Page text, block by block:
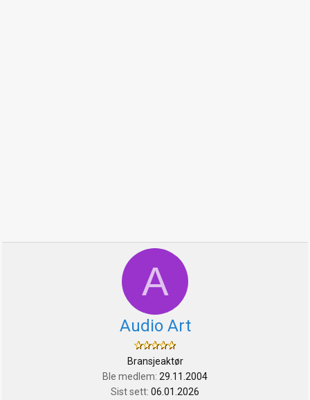
A
Audio Art
Bransjeaktør
Ble medlem 29.11.2004
Sist sett 06.01.2026